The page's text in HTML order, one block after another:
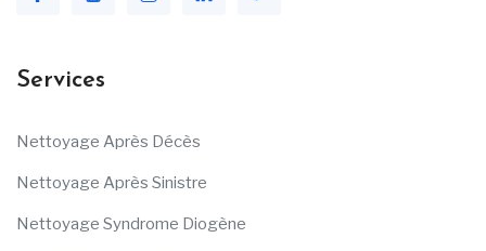
Services
Nettoyage Après Décès
Nettoyage Après Sinistre
Nettoyage Syndrome Diogène